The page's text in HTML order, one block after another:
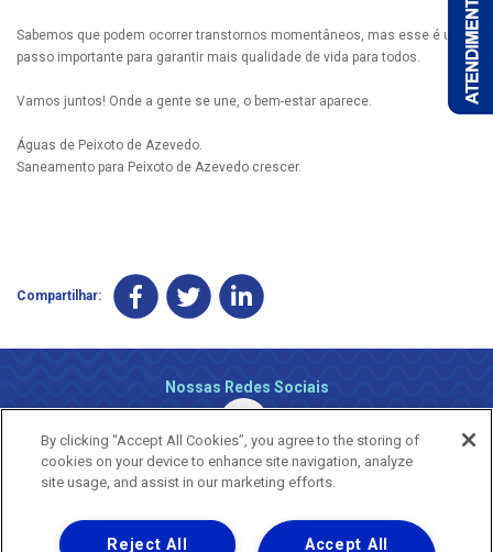
Sabemos que podem ocorrer transtornos momentâneos, mas esse é um
passo importante para garantir mais qualidade de vida para todos.
Vamos juntos! Onde a gente se une, o bem-estar aparece.
Águas de Peixoto de Azevedo.
Saneamento para Peixoto de Azevedo crescer.
Compartilhar:
Nossas Redes Sociais
By clicking “Accept All Cookies”, you agree to the storing of
cookies on your device to enhance site navigation, analyze
site usage, and assist in our marketing efforts.
Accept All
Reject All